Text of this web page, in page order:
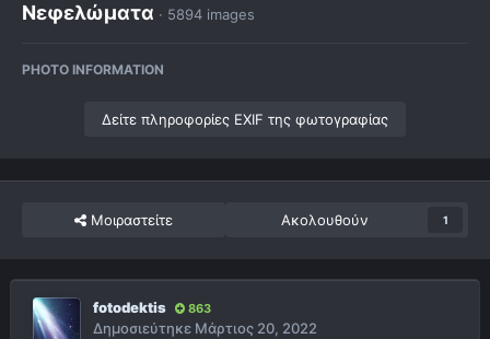
Νεφελώματα · 5894 images
PHOTO INFORMATION
Δείτε πληροφορίες EXIF της φωτογραφίας
Μοιραστείτε Ακολουθούν 1
fotodektis 863
Δημοσιεύτηκε Μάρτιος 20, 2022